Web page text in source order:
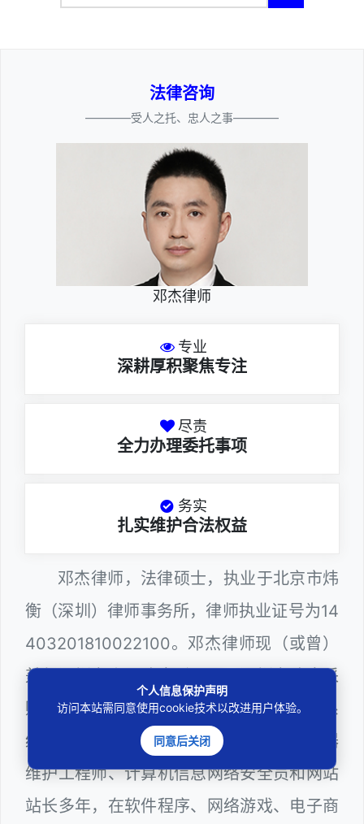
法律咨询
————受人之托、忠人之事————
邓杰律师
专业
深耕厚积聚焦专注
尽责
全力办理委托事项
务实
扎实维护合法权益
邓杰律师，法律硕士，执业于北京市炜
衡（深圳）律师事务所，律师执业证号为14
403201810022100。邓杰律师现（或曾）
兼任深圳市人民政府听证员、深圳市政府采
购评审专家（法律类），深圳市某区政府系
统公职律师、WEB前端开发和 WEB服务器
维护工程师、计算机信息网络安全员和网站
站长多年，在软件程序、网络游戏、电子商
个人信息保护声明
访问本站需同意使用cookie技术以改进用户体验。
同意后关闭